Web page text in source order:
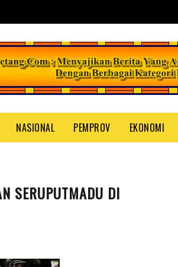
NASIONAL PEMPROV EKONOMI
SERUPUTMADU DI